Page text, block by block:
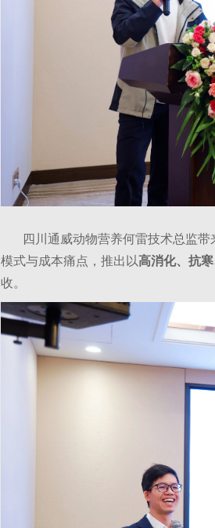
四川通威动物营养何雷技术总监
模式与成本痛点，推出以高消化、抗
收。